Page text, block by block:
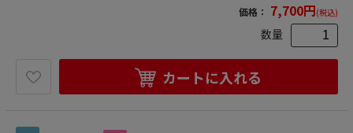
価格： 7,700円(税込)
数量
カートに入れる